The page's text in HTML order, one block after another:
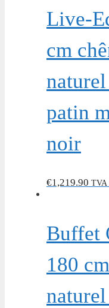
Live-
cm
patin
noir
€1,219.90 TVA
Buffet
180